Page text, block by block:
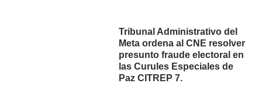
Tribunal Administrativo del
Meta ordena al CNE resolver
presunto fraude electoral en
las Curules Especiales de
Paz CITREP 7.